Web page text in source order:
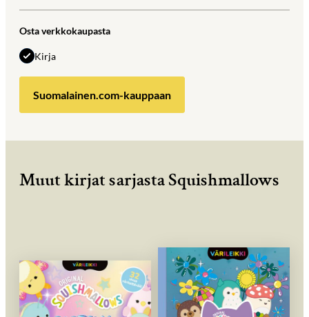
Osta verkkokaupasta
Kirja
Suomalainen.com-kauppaan
Muut kirjat sarjasta Squishmallows